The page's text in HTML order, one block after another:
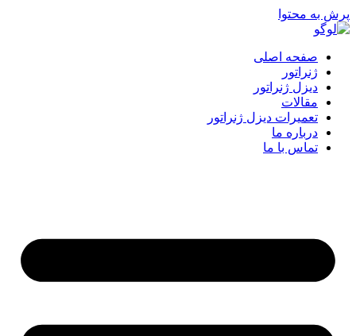
پرش به محتوا
صفحه اصلی
ژنراتور
دیزل ژنراتور
مقالات
تعمیرات دیزل ژنراتور
درباره ما
تماس با ما